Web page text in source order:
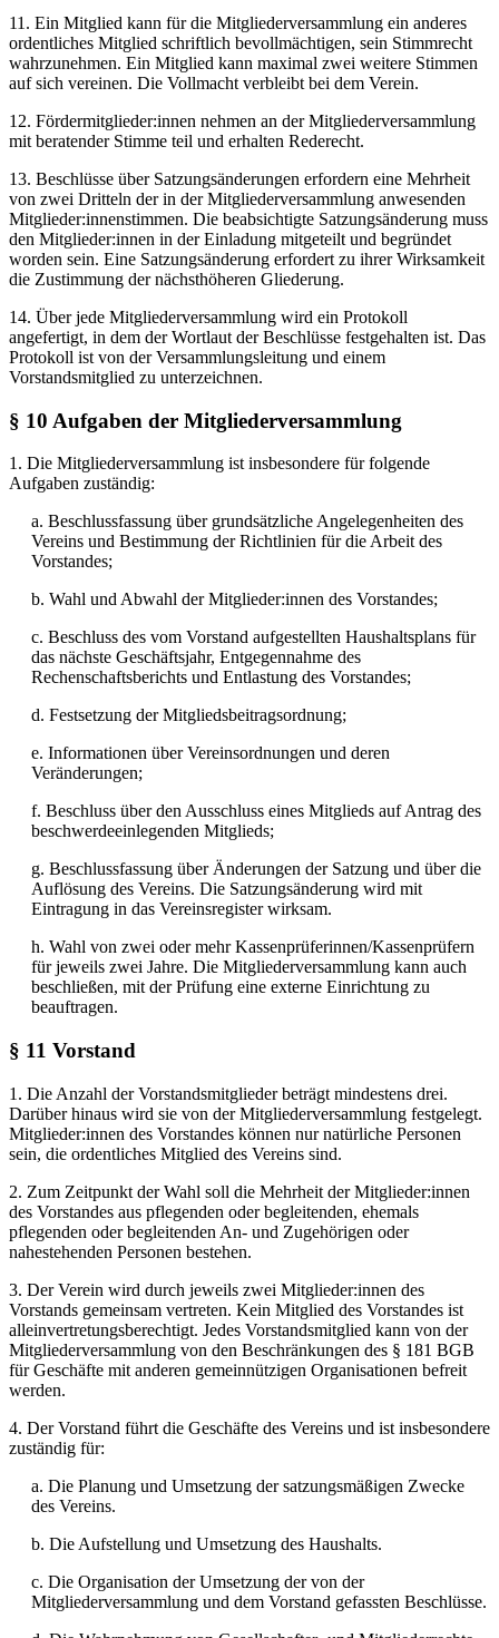
11. Ein Mitglied kann für die Mitgliederversammlung ein anderes
ordentliches Mitglied schriftlich bevollmächtigen, sein Stimmrecht
wahrzunehmen. Ein Mitglied kann maximal zwei weitere Stimmen
auf sich vereinen. Die Vollmacht verbleibt bei dem Verein.
12. Fördermitglieder:innen nehmen an der Mitgliederversammlung
mit beratender Stimme teil und erhalten Rederecht.
13. Beschlüsse über Satzungsänderungen erfordern eine Mehrheit
von zwei Dritteln der in der Mitgliederversammlung anwesenden
Mitglieder:innenstimmen. Die beabsichtigte Satzungsänderung muss
den Mitglieder:innen in der Einladung mitgeteilt und begründet
worden sein. Eine Satzungsänderung erfordert zu ihrer Wirksamkeit
die Zustimmung der nächsthöheren Gliederung.
14. Über jede Mitgliederversammlung wird ein Protokoll
angefertigt, in dem der Wortlaut der Beschlüsse festgehalten ist. Das
Protokoll ist von der Versammlungsleitung und einem
Vorstandsmitglied zu unterzeichnen.
§ 10 Aufgaben der Mitgliederversammlung
1. Die Mitgliederversammlung ist insbesondere für folgende
Aufgaben zuständig:
a. Beschlussfassung über grundsätzliche Angelegenheiten des
Vereins und Bestimmung der Richtlinien für die Arbeit des
Vorstandes;
b. Wahl und Abwahl der Mitglieder:innen des Vorstandes;
c. Beschluss des vom Vorstand aufgestellten Haushaltsplans für
das nächste Geschäftsjahr, Entgegennahme des
Rechenschaftsberichts und Entlastung des Vorstandes;
d. Festsetzung der Mitgliedsbeitragsordnung;
e. Informationen über Vereinsordnungen und deren
Veränderungen;
f. Beschluss über den Ausschluss eines Mitglieds auf Antrag des
beschwerdeeinlegenden Mitglieds;
g. Beschlussfassung über Änderungen der Satzung und über die
Auflösung des Vereins. Die Satzungsänderung wird mit
Eintragung in das Vereinsregister wirksam.
h. Wahl von zwei oder mehr Kassenprüferinnen/Kassenprüfern
für jeweils zwei Jahre. Die Mitgliederversammlung kann auch
beschließen, mit der Prüfung eine externe Einrichtung zu
beauftragen.
§ 11 Vorstand
1. Die Anzahl der Vorstandsmitglieder beträgt mindestens drei.
Darüber hinaus wird sie von der Mitgliederversammlung festgelegt.
Mitglieder:innen des Vorstandes können nur natürliche Personen
sein, die ordentliches Mitglied des Vereins sind.
2. Zum Zeitpunkt der Wahl soll die Mehrheit der Mitglieder:innen
des Vorstandes aus pflegenden oder begleitenden, ehemals
pflegenden oder begleitenden An- und Zugehörigen oder
nahestehenden Personen bestehen.
3. Der Verein wird durch jeweils zwei Mitglieder:innen des
Vorstands gemeinsam vertreten. Kein Mitglied des Vorstandes ist
alleinvertretungsberechtigt. Jedes Vorstandsmitglied kann von der
Mitgliederversammlung von den Beschränkungen des § 181 BGB
für Geschäfte mit anderen gemeinnützigen Organisationen befreit
werden.
4. Der Vorstand führt die Geschäfte des Vereins und ist insbesondere
zuständig für:
a. Die Planung und Umsetzung der satzungsmäßigen Zwecke
des Vereins.
b. Die Aufstellung und Umsetzung des Haushalts.
c. Die Organisation der Umsetzung der von der
Mitgliederversammlung und dem Vorstand gefassten Beschlüsse.